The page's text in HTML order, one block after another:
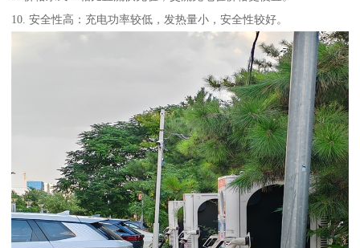
10. 安全性高：充电功率较低，发热量小，安全性较好。